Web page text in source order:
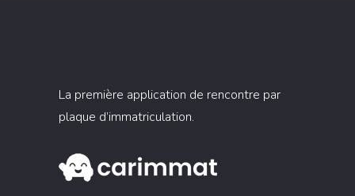
La première application de rencontre par
plaque d’immatriculation.